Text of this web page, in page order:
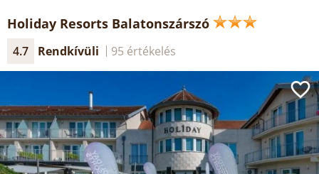
Holiday Resorts Balatonszárszó
4.7 Rendkívüli 95 értékelés